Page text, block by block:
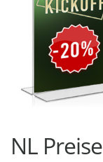
NL Preise